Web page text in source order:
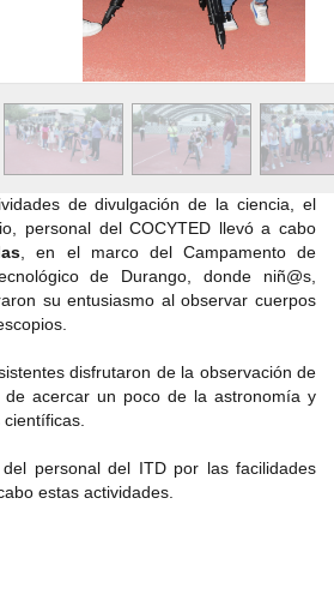
de divulgación de la ciencia, el
personal del COCYTED llevó a cabo
, en el marco del Campamento de
de Durango, donde niñ@s,
su entusiasmo al observar cuerpos
disfrutaron de la observación de
de acercar un poco de la astronomía y
personal del ITD por las facilidades
estas actividades.